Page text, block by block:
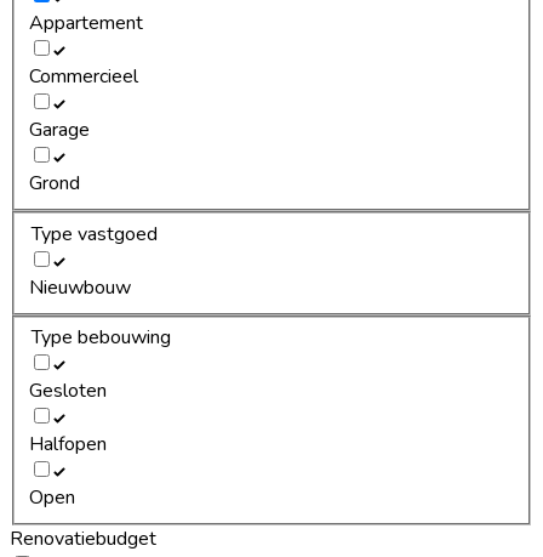
Appartement
Commercieel
Garage
Grond
Type vastgoed
Nieuwbouw
Type bebouwing
Gesloten
Halfopen
Open
Renovatiebudget